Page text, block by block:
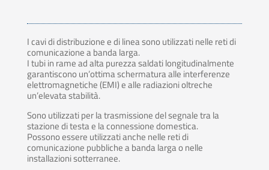
I cavi di distribuzione e di linea sono utilizzati nelle reti di
comunicazione a banda larga.
I tubi in rame ad alta purezza saldati longitudinalmente
garantiscono un’ottima schermatura alle interferenze
elettromagnetiche (EMI) e alle radiazioni oltreche
un’elevata stabilità.
Sono utilizzati per la trasmissione del segnale tra la
stazione di testa e la connessione domestica.
Possono essere utilizzati anche nelle reti di
comunicazione pubbliche a banda larga o nelle
installazioni sotterranee.